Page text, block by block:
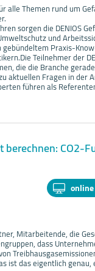
alle Themen rund um
sorgen die DENIOS
und
Praxis-
Teilnehmer der
die die Branche
aktuellen Fragen in der
führen als
berechnen: CO2-
online
Mitarbeitende, die
dass
ist das eigentlich